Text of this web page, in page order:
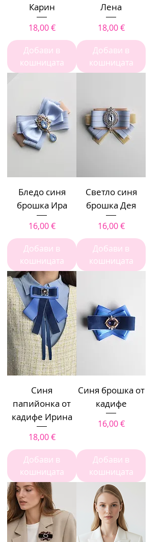
Карин
Цена
18,00 €
Добави в
кошницата
Лена
Цена
18,00 €
Добави в
кошницата
Бледо синя
брошка Ира
Цена
16,00 €
Добави в
кошницата
Светло синя
брошка Дея
Цена
16,00 €
Добави в
кошницата
Синя
папийонка от
кадифе Ирина
Цена
18,00 €
Добави в
кошницата
Синя брошка от
кадифе
Цена
16,00 €
Добави в
кошницата